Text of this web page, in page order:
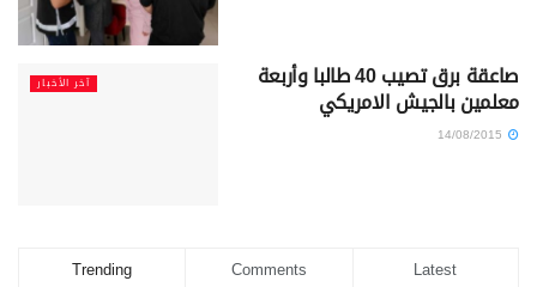
آخر الأخبار صاعقة برق تصيب 40 طالبا وأربعة
معلمين بالجيش الامريكي
Trending Comments Latest